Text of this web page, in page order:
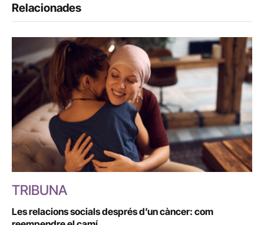
Relacionades
TRIBUNA
Les relacions socials després d’un càncer: com